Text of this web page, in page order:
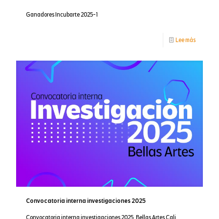
Ganadores Incubarte 2025-1
Lee más-
Convocatoria interna investigaciones 2025
Convocatoria interna investigaciones 2025, Bellas Artes Cali